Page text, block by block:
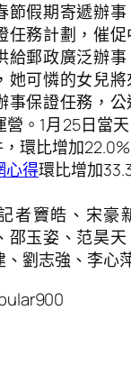
假期寄遞辦事
任務計劃，催
給郵政廣泛辦
她可憐的女兒
事保證任務，
營。1月25日當
環比增加
心得環比增加
竇皓、宋豪
邵玉姿、范昊天
劉志強、李心萍